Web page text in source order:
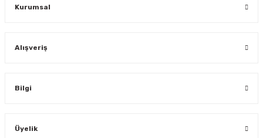
Kurumsal
Alışveriş
Bilgi
Üyelik